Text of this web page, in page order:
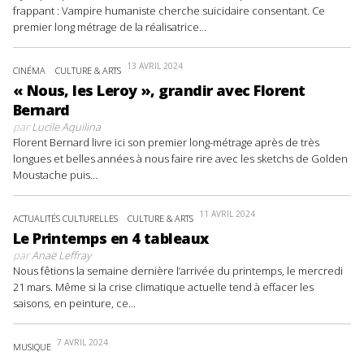
frappant : Vampire humaniste cherche suicidaire consentant. Ce
premier long métrage de la réalisatrice...
CINÉMA CULTURE & ARTS 13 AVRIL 2024
« Nous, les Leroy », grandir avec Florent
Bernard
parLucile Aquilina
Florent Bernard livre ici son premier long-métrage après de très
longues et belles années à nous faire rire avec les sketchs de Golden
Moustache puis...
ACTUALITÉS CULTURELLES CULTURE & ARTS 11 AVRIL 2024
Le Printemps en 4 tableaux
parAnaë Leffray
Nous fêtions la semaine dernière l’arrivée du printemps, le mercredi
21 mars. Même si la crise climatique actuelle tend à effacer les
saisons, en peinture, ce...
MUSIQUE 7 AVRIL 2024